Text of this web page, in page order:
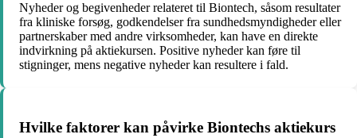
Nyheder og begivenheder relateret til Biontech, såsom resultater
fra kliniske forsøg, godkendelser fra sundhedsmyndigheder eller
partnerskaber med andre virksomheder, kan have en direkte
indvirkning på aktiekursen. Positive nyheder kan føre til
stigninger, mens negative nyheder kan resultere i fald.
Hvilke faktorer kan påvirke Biontechs aktiekurs